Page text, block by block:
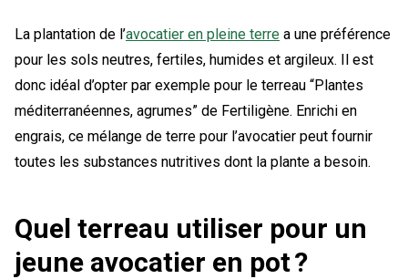
La plantation de l’avocatier en pleine terre a une préférence
pour les sols neutres, fertiles, humides et argileux. Il est
donc idéal d’opter par exemple pour le terreau “Plantes
méditerranéennes, agrumes” de Fertiligène. Enrichi en
engrais, ce mélange de terre pour l’avocatier peut fournir
toutes les substances nutritives dont la plante a besoin.
Quel terreau utiliser pour un
jeune avocatier en pot ?